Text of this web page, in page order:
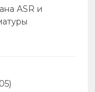
ASR и